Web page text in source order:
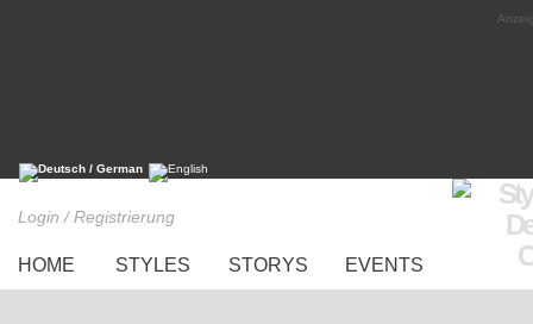
Login / Registrierung
HOME STYLES STORYS EVENTS